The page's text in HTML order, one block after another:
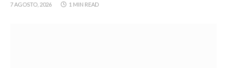
7 AGOSTO, 2026 1 MIN READ